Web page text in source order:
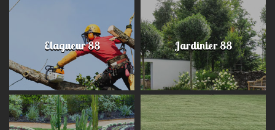
Elagueur 88 Jardinier 88